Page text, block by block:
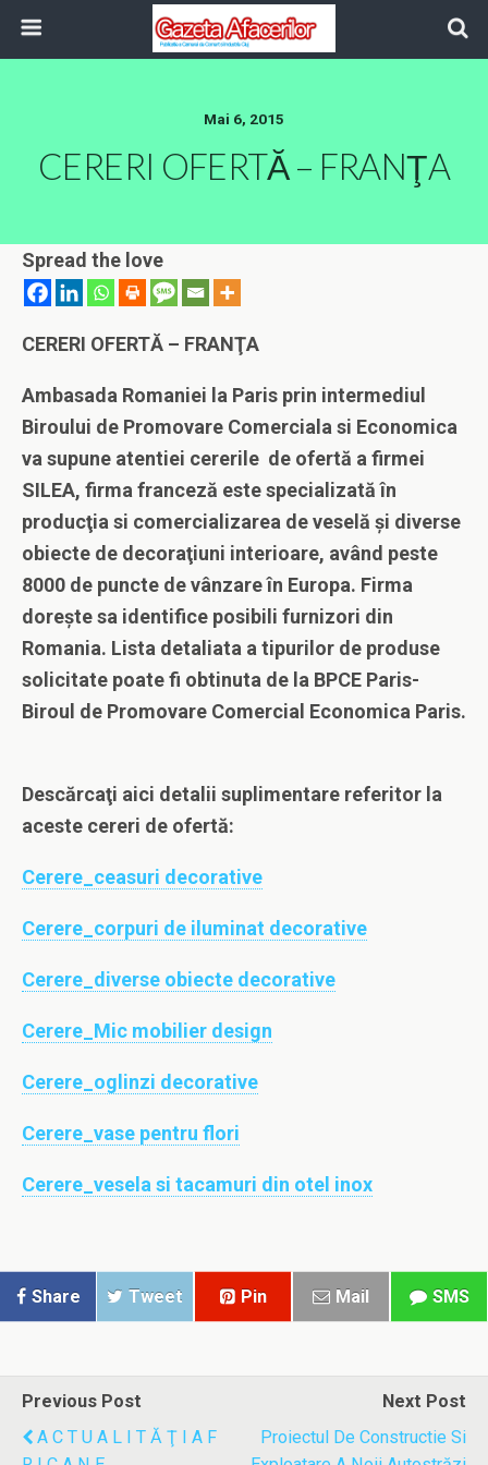
Mai 6, 2015
CERERI OFERTĂ – FRANŢA
Spread the love
CERERI OFERTĂ – FRANŢA
Ambasada Romaniei la Paris prin intermediul
Biroului de Promovare Comerciala si Economica
va supune atentiei cererile de ofertă a firmei
SILEA, firma franceză este specializată în
producţia si comercializarea de veselă şi diverse
obiecte de decoraţiuni interioare, având peste
8000 de puncte de vânzare în Europa. Firma
doreşte sa identifice posibili furnizori din
Romania. Lista detaliata a tipurilor de produse
solicitate poate fi obtinuta de la BPCE Paris-
Biroul de Promovare Comercial Economica Paris.
Descărcaţi aici detalii suplimentare referitor la
aceste cereri de ofertă:
Cerere_ceasuri decorative
Cerere_corpuri de iluminat decorative
Cerere_diverse obiecte decorative
Cerere_Mic mobilier design
Cerere_oglinzi decorative
Cerere_vase pentru flori
Cerere_vesela si tacamuri din otel inox
Share Tweet Pin Mail SMS
Previous Post
A C T U A L I T Ă Ţ I A F
Next Post
Proiectul De Constructie Si